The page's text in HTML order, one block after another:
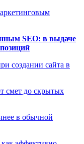
SEO: в выдаче
создании сайта в
смет до скрытых
в обычной